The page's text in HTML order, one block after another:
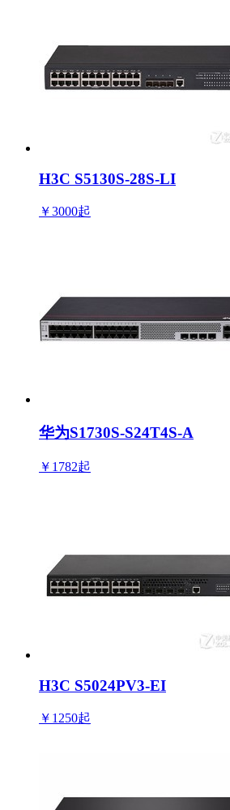
H3C S5130S-28S-LI
￥3000起
华为S1730S-S24T4S-A
￥1782起
H3C S5024PV3-EI
￥1250起